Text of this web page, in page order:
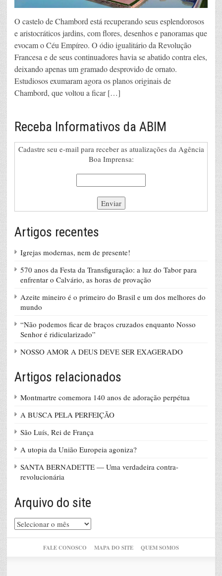
O castelo de Chambord está recuperando seus esplendorosos
e aristocráticos jardins, com flores, desenhos e panoramas que
evocam o Céu Empíreo. O ódio igualitário da Revolução
Francesa e de seus continuadores havia se abatido contra eles,
deixando apenas um gramado desprovido de ornato.
Estudiosos exumaram agora os planos originais de
Chambord, que voltou a ficar […]
Receba Informativos da ABIM
Cadastre seu e-mail para receber as atualizações da Agência
Boa Imprensa:
Artigos recentes
Igrejas modernas, nem de presente!
570 anos da Festa da Transfiguração: a luz do Tabor para
enfrentar o Calvário, as horas de provação
Azeite mineiro é o primeiro do Brasil e um dos melhores do
mundo
“Não podemos ficar de braços cruzados enquanto Nosso
Senhor é ridicularizado”
NOSSO AMOR A DEUS DEVE SER EXAGERADO
Artigos relacionados
Montmartre comemora 140 anos de adoração perpétua
A BUSCA PELA PERFEIÇÃO
São Luís, Rei de França
A utopia da União Europeia agoniza?
SANTA BERNADETTE — Uma verdadeira contra-
revolucionária
Arquivo do site
Arquivo
do
FALE CONOSCO MAPA DO SITE QUEM SOMOS